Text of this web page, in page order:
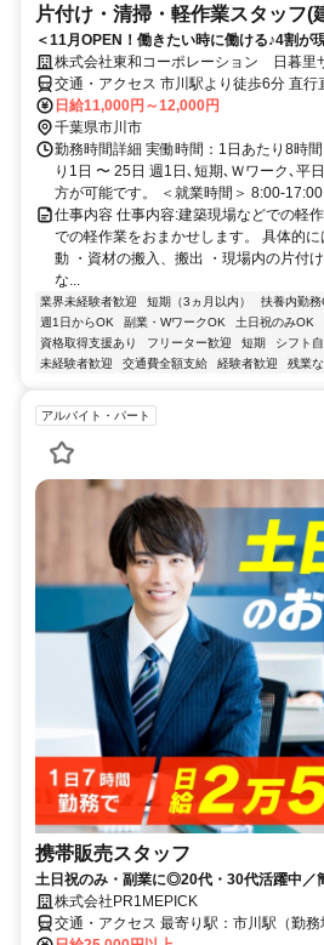
片付け・清掃・軽作業スタッフ(
＜11月OPEN！働きたい時に働ける♪4割が
株式会社東和コーポレーション 日暮里
交通・アクセス 市川駅より徒歩6分 直行
日給11,000円～12,000円
千葉県市川市
勤務時間詳細 実働時間：1日あたり8時
り1日 〜 25日 週1日､短期､Ｗワーク､平
方が可能です。 ＜就業時間＞ 8:00-
仕事内容 仕事内容:建築現場などでの軽
での軽作業をおまかせします。 具体的
動 ・資材の搬入、搬出 ・現場内の片付
な...
業界未経験者歓迎 短期（3ヵ月以内） 扶養内勤務
週1日からOK
副業・WワークOK 土日祝のみOK
資格取得支援あり
フリーター歓迎 短期 シフト
未経験者歓迎
交通費全額支給 経験者歓迎 残業な
アルバイト・パート
携帯販売スタッフ
土日祝のみ・副業に◎20代・30代活躍中／
株式会社PR1MEPICK
交通・アクセス 最寄り駅：市川駅（勤務